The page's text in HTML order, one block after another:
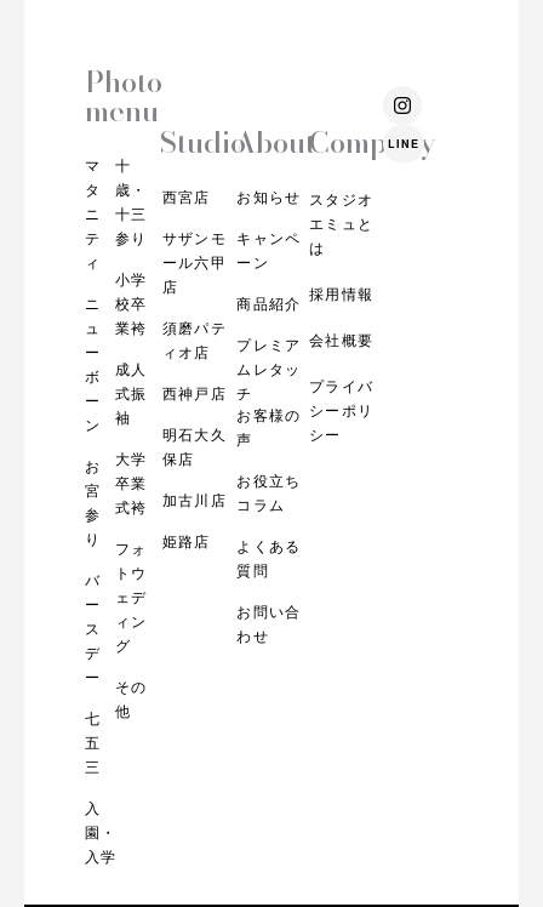
Photo
menu
マ
タ
ニ
テ
ィ
ニ
ュ
ー
ボ
ー
ン
お
宮
参
り
バ
ー
ス
デ
ー
七
五
三
入
園・
入学
十
歳・
十三
参り
小学
校卒
業袴
成人
式振
袖
大学
卒業
式袴
フォ
トウ
ェデ
ィン
グ
その
他
Studio
西宮店
サザンモ
ール六甲
店
須磨パテ
ィオ店
西神戸店
明石大久
保店
加古川店
姫路店
About
お知らせ
キャンペ
ーン
商品紹介
プレミア
ムレタッ
チ
お客様の
声
お役立ち
コラム
よくある
質問
お問い合
わせ
Company
スタジオ
エミュと
は
採用情報
会社概要
プライバ
シーポリ
シー
I
n
s
t
LINE